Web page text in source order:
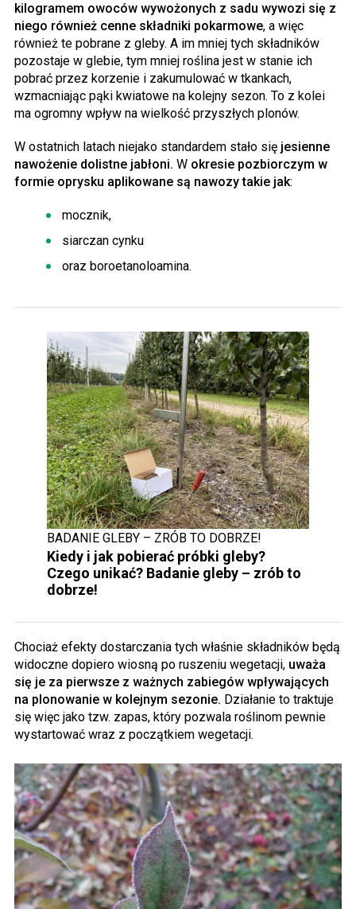
kilogramem owoców wywożonych z sadu wywozi się z
niego również cenne składniki pokarmowe, a więc
również te pobrane z gleby. A im mniej tych składników
pozostaje w glebie, tym mniej roślina jest w stanie ich
pobrać przez korzenie i zakumulować w tkankach,
wzmacniając pąki kwiatowe na kolejny sezon. To z kolei
ma ogromny wpływ na wielkość przyszłych plonów.
W ostatnich latach niejako standardem stało się jesienne
nawożenie dolistne jabłoni. W okresie pozbiorczym w
formie oprysku aplikowane są nawozy takie jak:
mocznik,
siarczan cynku
oraz boroetanoloamina.
BADANIE GLEBY – ZRÓB TO DOBRZE!
Kiedy i jak pobierać próbki gleby?
Czego unikać? Badanie gleby – zrób to
dobrze!
Chociaż efekty dostarczania tych właśnie składników będą
widoczne dopiero wiosną po ruszeniu wegetacji, uważa
się je za pierwsze z ważnych zabiegów wpływających
na plonowanie w kolejnym sezonie. Działanie to traktuje
się więc jako tzw. zapas, który pozwala roślinom pewnie
wystartować wraz z początkiem wegetacji.